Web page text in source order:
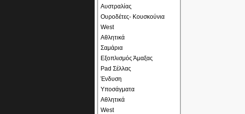
Αυστραλίας
Ουροδέτες- Κουσκούνια
West
Αθλητικά
Σαμάρια
Εξοπλισμός Άμαξας
Pad Σέλλας
Ένδυση
Υποσάγματα
Αθλητικά
West